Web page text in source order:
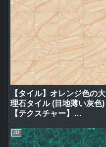
【タイル】オレンジ色の大
理石タイル (目地薄い灰色)
【テクスチャー】
2D